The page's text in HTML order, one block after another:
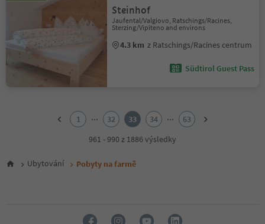
Steinhof
Jaufental/Valgiovo, Ratschings/Racines,
Sterzing/Vipiteno and environs
4.3 km z Ratschings/Racines centrum
Südtirol Guest Pass
6
1 ... 32 33 34 ...
63
961 - 990 z 1886 výsledky
Ubytování Pobyty na farmě